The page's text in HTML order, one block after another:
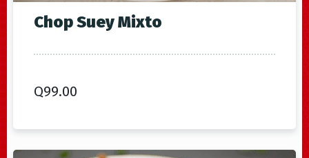
Chop Suey Mixto
Q99.00